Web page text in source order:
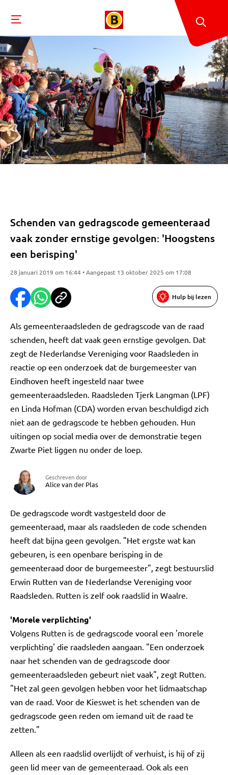
Schenden van gedragscode gemeenteraad
vaak zonder ernstige gevolgen: 'Hoogstens
een berisping'
28 januari 2019 om 16:44 • Aangepast 13 oktober 2025 om 17:08
Hulp bij lezen
Als gemeenteraadsleden de gedragscode van de raad
schenden, heeft dat vaak geen ernstige gevolgen. Dat
zegt de Nederlandse Vereniging voor Raadsleden in
reactie op een onderzoek dat de burgemeester van
Eindhoven heeft ingesteld naar twee
gemeenteraadsleden. Raadsleden Tjerk Langman (LPF)
en Linda Hofman (CDA) worden ervan beschuldigd zich
niet aan de gedragscode te hebben gehouden. Hun
uitingen op social media over de demonstratie tegen
Zwarte Piet liggen nu onder de loep.
Geschreven door
Alice van der Plas
De gedragscode wordt vastgesteld door de
gemeenteraad, maar als raadsleden de code schenden
heeft dat bijna geen gevolgen. "Het ergste wat kan
gebeuren, is een openbare berisping in de
gemeenteraad door de burgemeester", zegt bestuurslid
Erwin Rutten van de Nederlandse Vereniging voor
Raadsleden. Rutten is zelf ook raadslid in Waalre.
'Morele verplichting'
Volgens Rutten is de gedragscode vooral een 'morele
verplichting' die raadsleden aangaan. "Een onderzoek
naar het schenden van de gedragscode door
gemeenteraadsleden gebeurt niet vaak", zegt Rutten.
"Het zal geen gevolgen hebben voor het lidmaatschap
van de raad. Voor de Kieswet is het schenden van de
gedragscode geen reden om iemand uit de raad te
zetten."
Alleen als een raadslid overlijdt of verhuist, is hij of zij
geen lid meer van de gemeenteraad. Ook als een